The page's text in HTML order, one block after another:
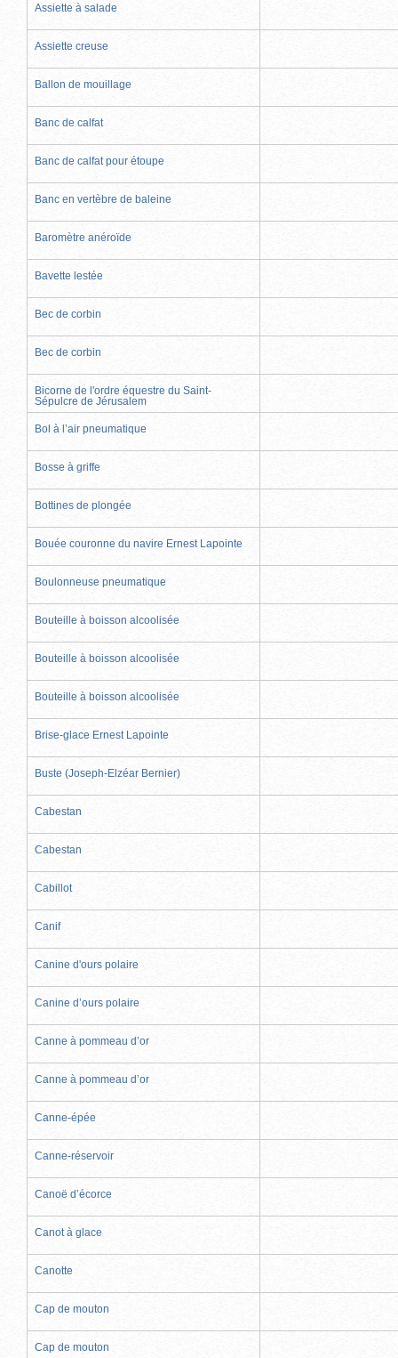
Assiette à salade
Assiette creuse
Ballon de mouillage
Banc de calfat
Banc de calfat pour étoupe
Banc en vertèbre de baleine
Baromètre anéroïde
Bavette lestée
Bec de corbin
Bec de corbin
Bicorne de l'ordre équestre du Saint-
Sépulcre de Jérusalem
Bol à l’air pneumatique
Bosse à griffe
Bottines de plongée
Bouée couronne du navire Ernest Lapointe
Boulonneuse pneumatique
Bouteille à boisson alcoolisée
Bouteille à boisson alcoolisée
Bouteille à boisson alcoolisée
Brise-glace Ernest Lapointe
Buste (Joseph-Elzéar Bernier)
Cabestan
Cabestan
Cabillot
Canif
Canine d'ours polaire
Canine d’ours polaire
Canne à pommeau d’or
Canne à pommeau d’or
Canne-épée
Canne-réservoir
Canoë d’écorce
Canot à glace
Canotte
Cap de mouton
Cap de mouton